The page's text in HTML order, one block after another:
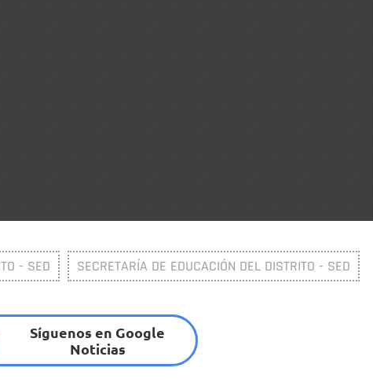
- SED SECRETARÍA DE EDUCACIÓN DEL DISTRITO - SED
Síguenos en Google
Noticias